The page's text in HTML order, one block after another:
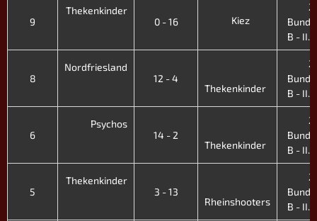
9
Thekenkinder
0 - 16
Kiez
2.
B - II.
8
Nordfriesland
12 - 4
Thekenkinder
2.
B - II.
6
Psychos
14 - 2
Thekenkinder
2.
B - II.
5
Thekenkinder
3 - 13
Rheinshooters
2.
B - II.